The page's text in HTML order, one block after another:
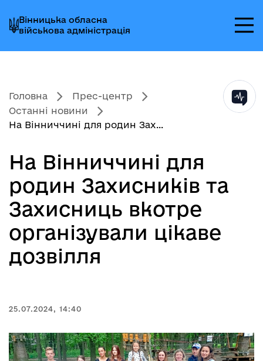
до
головного
меню
до
головного
вмісту
до
головного
колонтитула
Вінницька обласна
військова адміністрація
Головна
Прес-центр
Останні новини
На Вінниччині для родин Зах...
На Вінниччині для
родин Захисників та
Захисниць вкотре
організували цікаве
дозвілля
25.07.2024, 14:40